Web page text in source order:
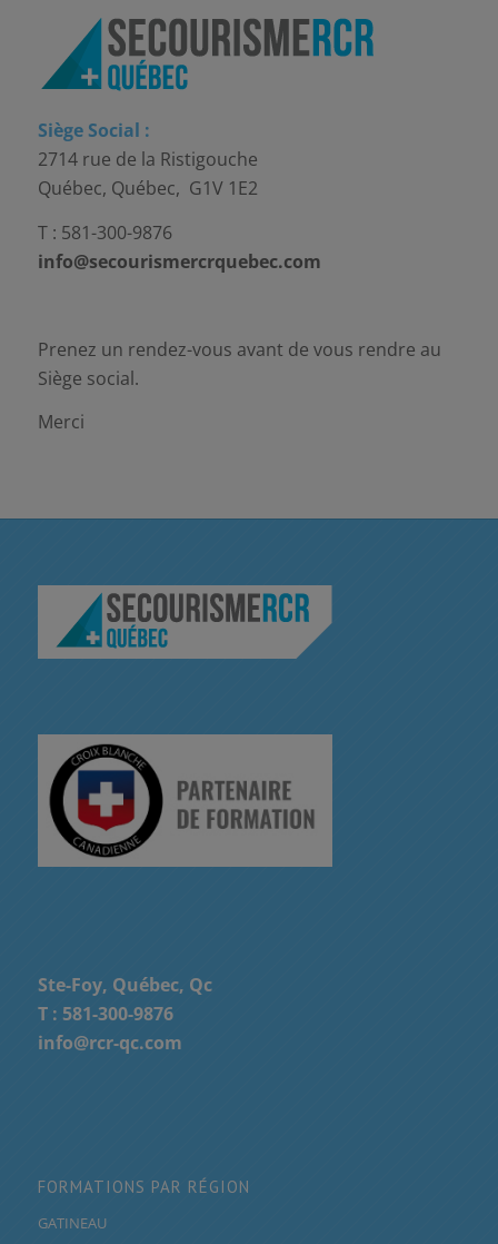
Siège Social :
2714 rue de la Ristigouche
Québec, Québec, G1V 1E2
T : 581-300-9876
info@secourismercrquebec.com
Prenez un rendez-vous avant de vous rendre au
Siège social.
Merci
Ste-Foy, Québec, Qc
T : 581-300-9876
info@rcr-qc.com
FORMATIONS PAR RÉGION
GATINEAU